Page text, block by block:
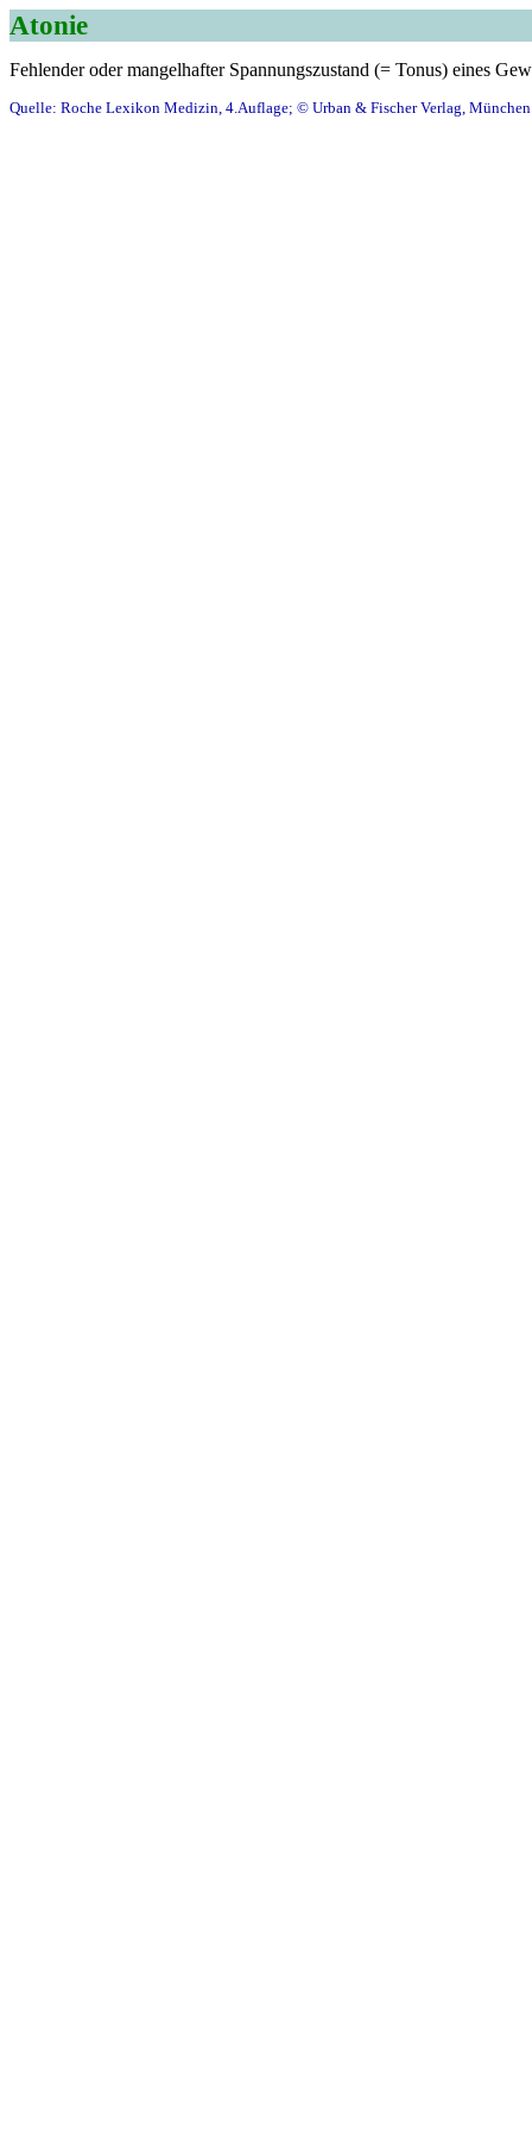
Atonie
Fehlender oder mangelhafter Spannungszustand (= Tonus) eines
Quelle: Roche Lexikon Medizin, 4.Auflage; © Urban & Fischer Verlag, München